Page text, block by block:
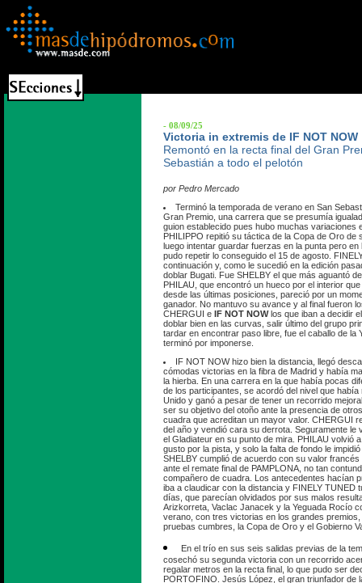
- 08/09/25
Victoria in extremis de IF NOT NOW
Remontó en la recta final del Gran
Sebastián a todo el pelotón
por Pedro Mercado
Terminó la temporada de verano en San
Gran Premio, una carrera que se presumía
guion establecido pues hubo muchas variaciones
PHILIPPO repitió su táctica de la Copa de Oro de
luego intentar guardar fuerzas en la punta pero
pudo repetir lo conseguido el 15 de agosto.
continuación y, como le sucedió en la edición
doblar Bugati. Fue SHELBY el que más aguantó
PHILAU, que encontró un hueco por el interior
desde las últimas posiciones, pareció por un
ganador. No mantuvo su avance y al final fueron
CHERGUI e IF NOT NOWlos que iban a decidir
doblar bien en las curvas, salir último del grupo
tardar en encontrar paso libre, fue el caballo de la
terminó por imponerse.
IF NOT NOW hizo bien la distancia, llegó
cómodas victorias en la fibra de Madrid y había
la hierba. En una carrera en la que había pocas
de los participantes, se acordó del nivel que había
Unido y ganó a pesar de tener un recorrido
ser su objetivo del otoño ante la presencia de
cuadra que acreditan un mayor valor. CHERGUI
del año y vendió cara su derrota. Seguramente le
el Gladiateur en su punto de mira. PHILAU volvió
gusto por la pista, y solo la falta de fondo le
SHELBY cumplió de acuerdo con su valor
ante el remate final de PAMPLONA, no tan
compañero de cuadra. Los antecedentes hacían
iba a claudicar con la distancia y FINELY TUNED
días, que parecían olvidados por sus malos
Arizkorreta, Vaclac Janacek y la Yeguada Rocío
verano, con tres victorias en los grandes
pruebas cumbres, la Copa de Oro y el Gobierno
En el trío en sus seis salidas previas de la
cosechó su segunda victoria con un recorrido
regalar metros en la recta final, lo que pudo ser
PORTOFINO. Jesús López, el gran triunfador de